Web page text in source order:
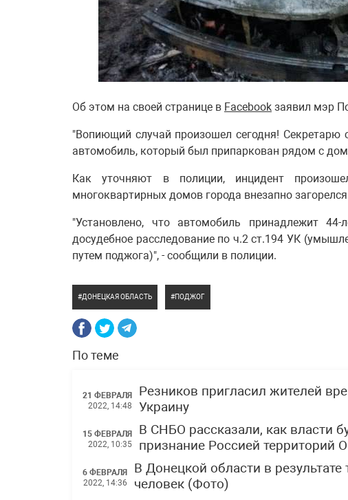
Об этом на своей странице в Facebook заявил мэр
"Вопиющий случай произошел сегодня!
автомобиль, который был припаркован рядом с
Как уточняют в полиции, инцидент
многоквартирных домов города внезапно
"Установлено, что автомобиль принадлежит
досудебное расследование по ч.2 ст.194 УК
путем поджога)", - сообщили в полиции.
ДОНЕЦКАЯ ОБЛАСТЬ ПОДЖОГ
По теме
21 ФЕВРАЛЯ
2022, 14:48
Резников пригласил жителей
Украину
15 ФЕВРАЛЯ
2022, 10:35
В СНБО рассказали, как власти
признание Россией
6 ФЕВРАЛЯ
2022, 14:36
В Донецкой области в
человек (Фото)